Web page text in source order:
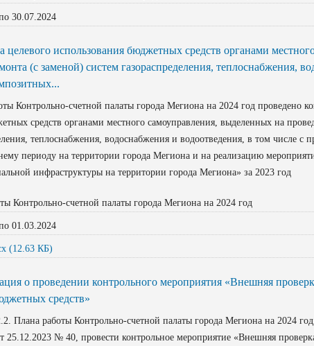
30.07.2024
целевого использования бюджетных средств органами
(с заменой) систем газораспределения, теплоснабжения,
Контрольно-счетной палаты города Мегиона на 2024 год проведено
средств органами местного самоуправления, выделенных на
теплоснабжения, водоснабжения и водоотведения, в том числе с
периоду на территории города Мегиона и на реализацию
инфраструктуры на территории города Мегиона» за 2023 год
Контрольно-счетной палаты города Мегиона на 2024 год
01.03.2024
(12.63 КБ)
о проведении контрольного мероприятия «Внешняя
средств»
Плана работы Контрольно-счетной палаты города Мегиона на 2024
25.12.2023 № 40, провести контрольное мероприятие «Внешняя